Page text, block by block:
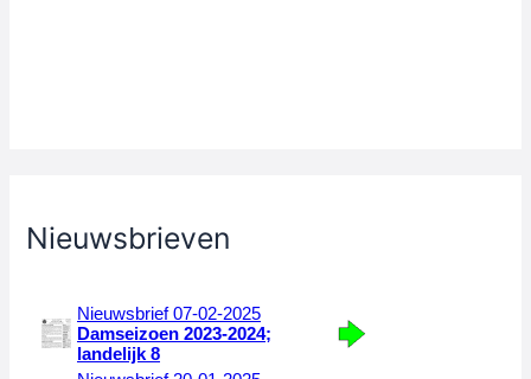
Nieuwsbrieven